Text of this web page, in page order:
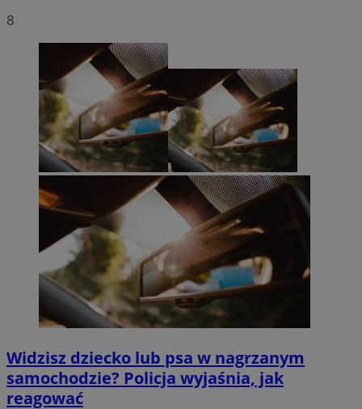
8
Widzisz dziecko lub psa w nagrzanym
samochodzie? Policja wyjaśnia, jak
reagować